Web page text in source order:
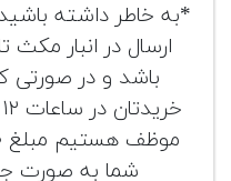
*به خاطر داشته
باشد و در صورتی
شما به صورت